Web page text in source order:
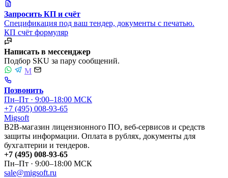
Запросить КП и счёт
Спецификация под ваш тендер, документы с печатью.
КП счёт формуляр
Написать в мессенджер
Подбор SKU за пару сообщений.
M
Позвонить
Пн–Пт · 9:00–18:00 МСК
+7 (495) 008-93-65
Migsoft
B2B-магазин лицензионного ПО, веб-сервисов и средств
защиты информации. Оплата в рублях, документы для
бухгалтерии и тендеров.
+7 (495) 008-93-65
Пн–Пт · 9:00–18:00 МСК
sale@migsoft.ru